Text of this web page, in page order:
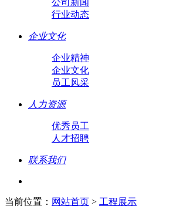
公司新闻
行业动态
企业文化
企业精神
企业文化
员工风采
人力资源
优秀员工
人才招聘
联系我们
当前位置： 网站首页 > 工程展示